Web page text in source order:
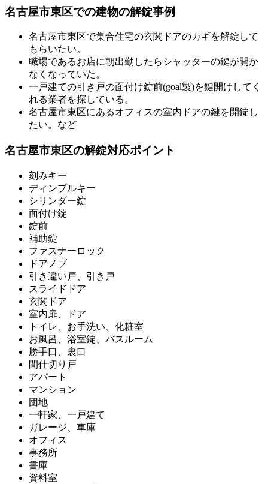
名古屋市東区での建物の解錠事例
名古屋市東区で集合住宅の玄関ドアのカギを解錠して
もらいたい。
職場であるお店に朝出勤したらシャッターの鍵が開か
なくなっていた。
一戸建ての引き戸の面付け錠前(goal製)を鍵開けしてく
れる業者を探している。
名古屋市東区にあるオフィスの室内ドアの鍵を開錠し
たい。など
名古屋市東区の解錠対応ポイント
刻みキー
ディンプルキー
シリンダー錠
面付け錠
錠前
補助錠
ファスナーロック
ドアノブ
引き違い戸、引き戸
スライドドア
玄関ドア
室内扉、ドア
トイレ、お手洗い、化粧室
お風呂、浴室錠、バスルーム
勝手口、裏口
間仕切り戸
アパート
マンション
団地
一軒家、一戸建て
ガレージ、車庫
オフィス
事務所
書庫
資料室